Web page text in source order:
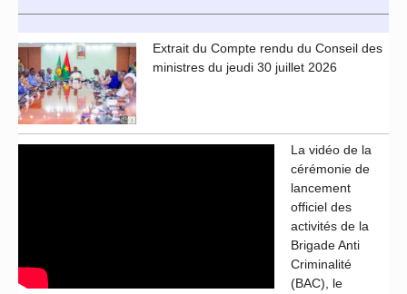
Extrait du Compte rendu du Conseil des
ministres du jeudi 30 juillet 2026
La vidéo de la
cérémonie de
lancement
officiel des
activités de la
Brigade Anti
Criminalité
(BAC), le